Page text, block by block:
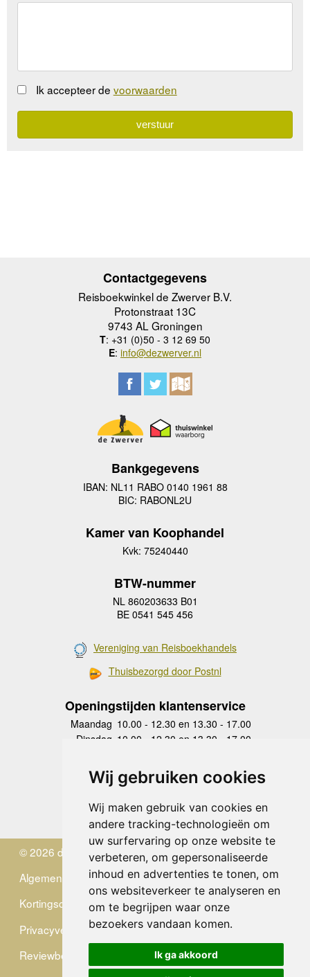
Wij gebruiken cookies
Wij maken gebruik van cookies en
andere tracking-technologieën om
uw surfervaring op onze website te
verbeteren, om gepersonaliseerde
inhoud en advertenties te tonen, om
ons websiteverkeer te analyseren en
om te begrijpen waar onze
bezoekers vandaan komen.
Ik ga akkoord
Ik accepteer de voorwaarden
Contactgegevens
Reisboekwinkel de Zwerver B.V.
Protonstraat 13C
9743 AL Groningen
T: +31 (0)50 - 3 12 69 50
E: info@dezwerver.nl
Bankgegevens
IBAN: NL11 RABO 0140 1961 88
BIC: RABONL2U
Kamer van Koophandel
Kvk: 75240440
BTW-nummer
NL 860203633 B01
BE 0541 545 456
Vereniging van Reisboekhandels
Thuisbezorgd door Postnl
Openingstijden klantenservice
Maandag 10.00 - 12.30 en 13.30 - 17.00
Dinsdag 10.00 - 12.30 en 13.30 - 17.00
Donderdag
10.00 - 12.30 en 13.30 - 17.00
Vrijdag 10.00 - 12.30 en 13.30 - 17.00
Zaterdag
gesloten
Zondag gesloten
© 2026 de Zwerver
Algemene Voorwaarden
Kortingscode
Privacyverklaring
Reviewbeleid